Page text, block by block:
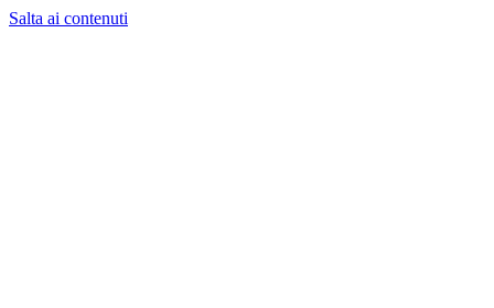
Salta ai contenuti